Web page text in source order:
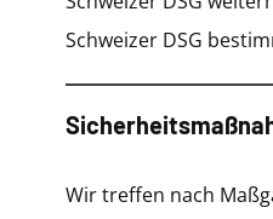
Schweizer DSG
Wir treffen nach